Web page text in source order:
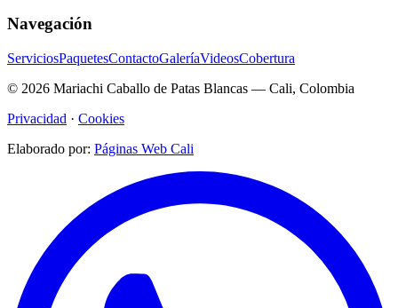
Navegación
ServiciosPaquetesContactoGaleríaVideosCobertura
© 2026 Mariachi Caballo de Patas Blancas — Cali, Colombia
Privacidad · Cookies
Elaborado por: Páginas Web Cali